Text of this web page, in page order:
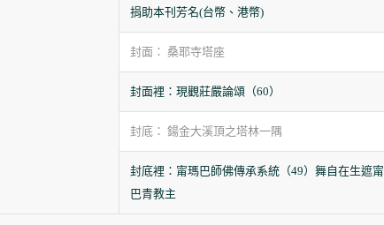
捐助本刊芳名(台幣、港幣)
封面： 桑耶寺塔座
封面裡：現觀莊嚴論頌（60）
封底： 鍚金大溪頂之塔林一隅
封底裡：甯瑪巴師佛傳承系統（49）舞自在生遮甯
巴青教主